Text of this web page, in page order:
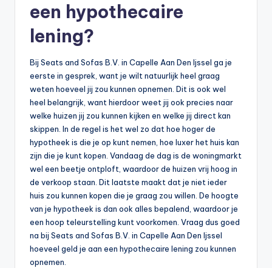
een hypothecaire
lening?
Bij Seats and Sofas B.V. in Capelle Aan Den Ijssel ga je
eerste in gesprek, want je wilt natuurlijk heel graag
weten hoeveel jij zou kunnen opnemen. Dit is ook wel
heel belangrijk, want hierdoor weet jij ook precies naar
welke huizen jij zou kunnen kijken en welke jij direct kan
skippen. In de regel is het wel zo dat hoe hoger de
hypotheek is die je op kunt nemen, hoe luxer het huis kan
zijn die je kunt kopen. Vandaag de dag is de woningmarkt
wel een beetje ontploft, waardoor de huizen vrij hoog in
de verkoop staan. Dit laatste maakt dat je niet ieder
huis zou kunnen kopen die je graag zou willen. De hoogte
van je hypotheek is dan ook alles bepalend, waardoor je
een hoop teleurstelling kunt voorkomen. Vraag dus goed
na bij Seats and Sofas B.V. in Capelle Aan Den Ijssel
hoeveel geld je aan een hypothecaire lening zou kunnen
opnemen.